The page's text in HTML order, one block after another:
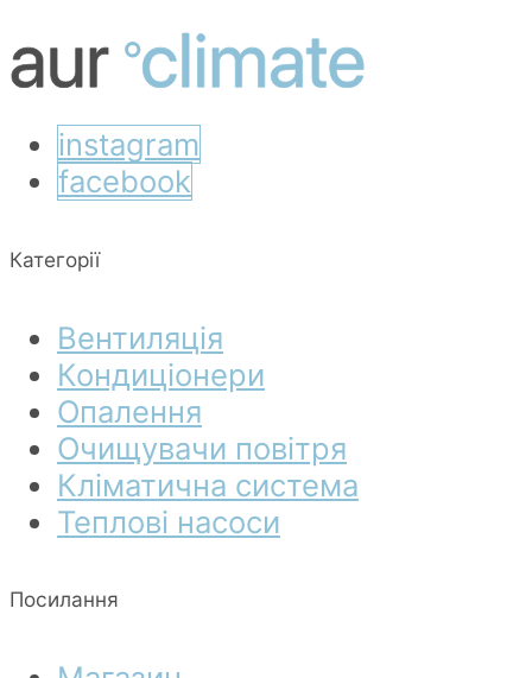
instagram
facebook
Категорії
Вентиляція
Кондиціонери
Опалення
Очищувачи повітря
Кліматична система
Теплові насоси
Посилання